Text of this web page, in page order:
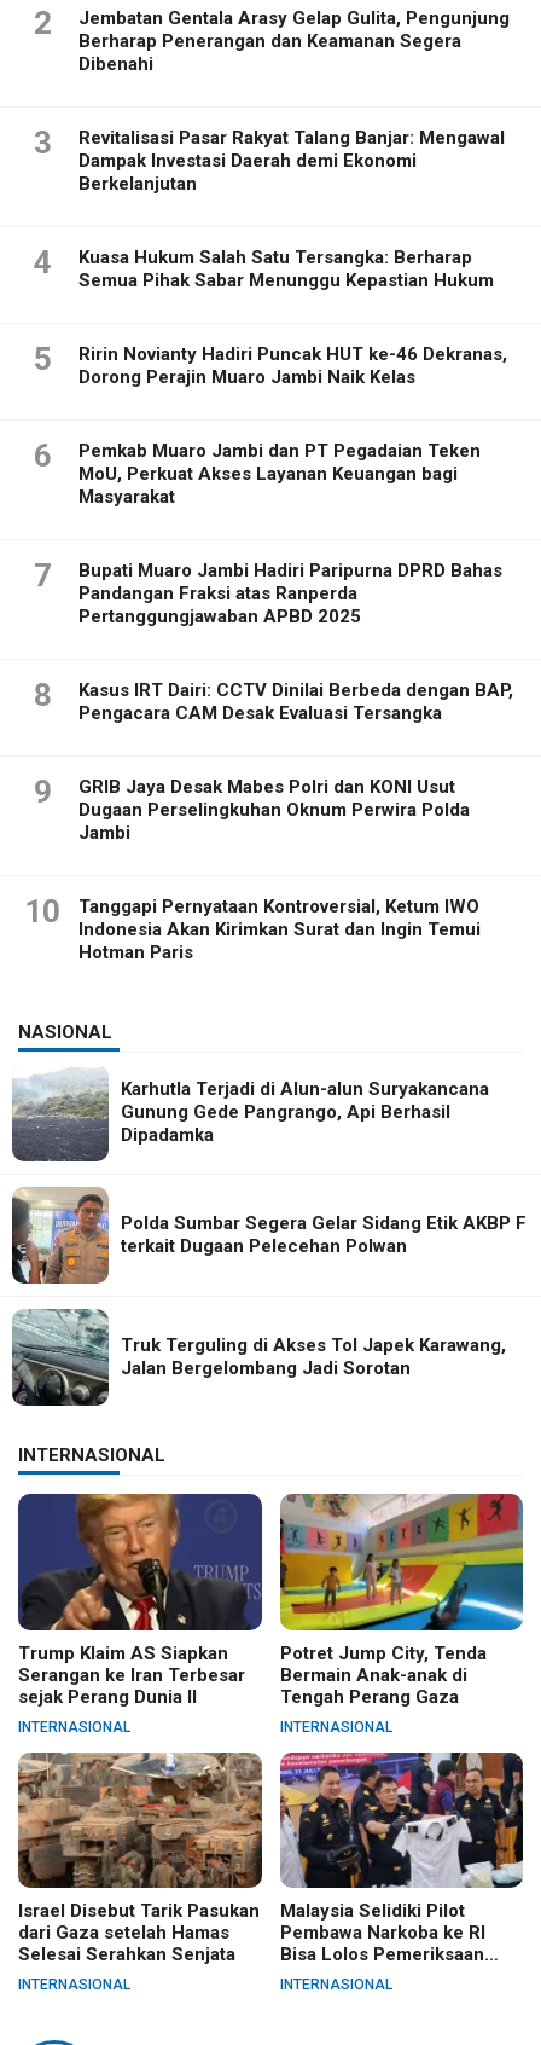
2
Jembatan Gentala Arasy Gelap Gulita, Pengunjung
Berharap Penerangan dan Keamanan Segera
Dibenahi
3
Revitalisasi Pasar Rakyat Talang Banjar: Mengawal
Dampak Investasi Daerah demi Ekonomi
Berkelanjutan
4
Kuasa Hukum Salah Satu Tersangka: Berharap
Semua Pihak Sabar Menunggu Kepastian Hukum
5
Ririn Novianty Hadiri Puncak HUT ke-46 Dekranas,
Dorong Perajin Muaro Jambi Naik Kelas
6
Pemkab Muaro Jambi dan PT Pegadaian Teken
MoU, Perkuat Akses Layanan Keuangan bagi
Masyarakat
7
Bupati Muaro Jambi Hadiri Paripurna DPRD Bahas
Pandangan Fraksi atas Ranperda
Pertanggungjawaban APBD 2025
8
Kasus IRT Dairi: CCTV Dinilai Berbeda dengan BAP,
Pengacara CAM Desak Evaluasi Tersangka
9
GRIB Jaya Desak Mabes Polri dan KONI Usut
Dugaan Perselingkuhan Oknum Perwira Polda
Jambi
10
Tanggapi Pernyataan Kontroversial, Ketum IWO
Indonesia Akan Kirimkan Surat dan Ingin Temui
Hotman Paris
NASIONAL
Karhutla Terjadi di Alun-alun Suryakancana
Gunung Gede Pangrango, Api Berhasil
Dipadamka
Polda Sumbar Segera Gelar Sidang Etik AKBP F
terkait Dugaan Pelecehan Polwan
Truk Terguling di Akses Tol Japek Karawang,
Jalan Bergelombang Jadi Sorotan
INTERNASIONAL
Trump Klaim AS Siapkan
Serangan ke Iran Terbesar
sejak Perang Dunia II
INTERNASIONAL
Potret Jump City, Tenda
Bermain Anak-anak di
Tengah Perang Gaza
INTERNASIONAL
Israel Disebut Tarik Pasukan
dari Gaza setelah Hamas
Selesai Serahkan Senjata
INTERNASIONAL
Malaysia Selidiki Pilot
Pembawa Narkoba ke RI
Bisa Lolos Pemeriksaan
KLIA
INTERNASIONAL